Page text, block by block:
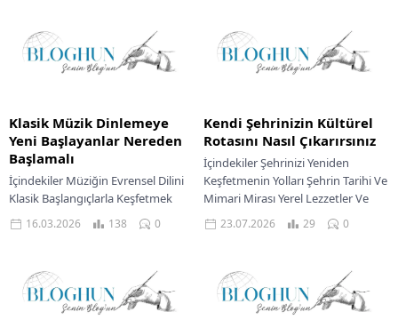
Sonrası Düzenleme Adımları...
Klasik Müzik Dinlemeye
Yeni Başlayanlar Nereden
Başlamalı
İçindekiler Müziğin Evrensel Dilini
Klasik Başlangıçlarla Keşfetmek
Başlangıç İçin Popüler Klasik
Eserler Klasik Müziğe Başlangıç İçin
16.03.2026 138 0
Kendi Şehrinizin Kültürel
Rotasını Nasıl Çıkarırsınız
İçindekiler Şehrinizi Yeniden
Keşfetmenin Yolları Şehrin Tarihi Ve
Mimari Mirası Yerel Lezzetler Ve
Gastronomi Rotaları Mahallelerin
Özgün Atmosferi Kültürel
23.07.2026 29 0